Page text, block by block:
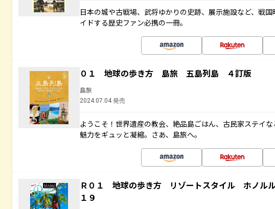
日本の城や古戦場、武将ゆかりの史跡、展示施設など、戦
イドする歴史ファン必携の一冊。
０１ 地球の歩き方 島旅 五島列島 ４訂版
島旅
2024.07.04 発売
ようこそ！世界遺産の教会、絶品島ごはん、古民家ステイ
魅力をギュッと凝縮。さあ、島旅へ。
Ｒ０１ 地球の歩き方 リゾートスタイル ホノル
１９